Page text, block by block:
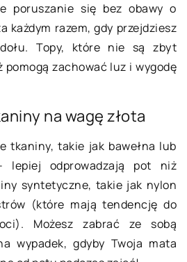
poruszanie się bez obawy o
każdym razem, gdy przejdziesz
Topy, które nie są zbyt
pomogą zachować luz i wygodę
na wagę złota
tkaniny, takie jak bawełna lub
lepiej odprowadzają pot niż
syntetyczne, takie jak nylon
(które mają tendencję do
Możesz zabrać ze sobą
wypadek, gdyby Twoja mata